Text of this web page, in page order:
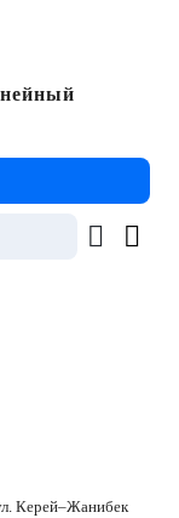
Керей–Жанибек